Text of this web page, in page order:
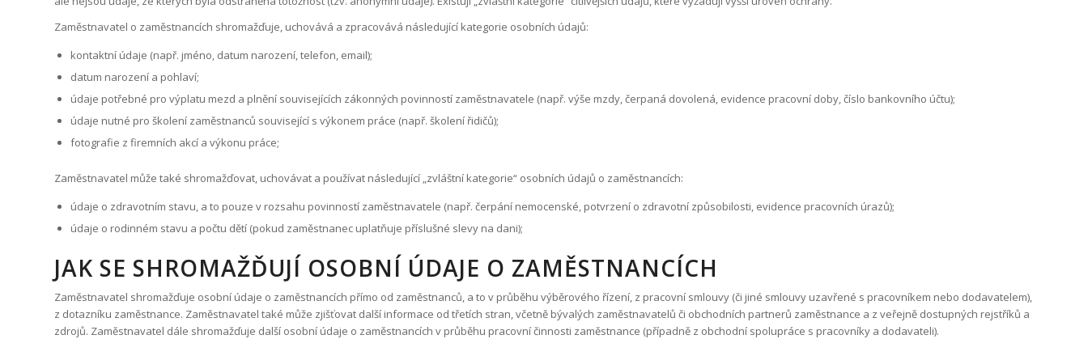
Zaměstnavatel o zaměstnancích shromažďuje, uchovává a zpracovává následující kategorie osobních údajů:
kontaktní údaje (např. jméno, datum narození, telefon, email);
datum narození a pohlaví;
údaje potřebné pro výplatu mezd a plnění souvisejících zákonných povinností zaměstnavatele (např. výše mzdy, čerpaná dovolená, evidence pracovní doby, číslo bankovního účtu);
údaje nutné pro školení zaměstnanců související s výkonem práce (např. školení řidičů);
fotografie z firemních akcí a výkonu práce;
Zaměstnavatel může také shromažďovat, uchovávat a používat následující „zvláštní kategorie“ osobních údajů o zaměstnancích:
údaje o zdravotním stavu, a to pouze v rozsahu povinností zaměstnavatele (např. čerpání nemocenské, potvrzení o zdravotní způsobilosti, evidence pracovních úrazů);
údaje o rodinném stavu a počtu dětí (pokud zaměstnanec uplatňuje příslušné slevy na dani);
JAK SE SHROMAŽĎUJÍ OSOBNÍ ÚDAJE O ZAMĚSTNANCÍCH
Zaměstnavatel shromažďuje osobní údaje o zaměstnancích přímo od zaměstnanců, a to v průběhu výběrového řízení, z pracovní smlouvy (či jiné smlouvy uzavřené s pracovníkem nebo dodavatelem),
z dotazníku zaměstnance. Zaměstnavatel také může zjišťovat další informace od třetích stran, včetně bývalých zaměstnavatelů či obchodních partnerů zaměstnance a z veřejně dostupných rejstříků a
zdrojů. Zaměstnavatel dále shromažďuje další osobní údaje o zaměstnancích v průběhu pracovní činnosti zaměstnance (případně z obchodní spolupráce s pracovníky a dodavateli).
nutných
cookie správně
používat. Pro
cookies
nepotřebujeme
ani je nemůžete
Analytické/výkonnostní
cookies
soubory cookies se
používají ke sledování
webové stránky
používají. Tyto soubory
umožňují rozpoznat a